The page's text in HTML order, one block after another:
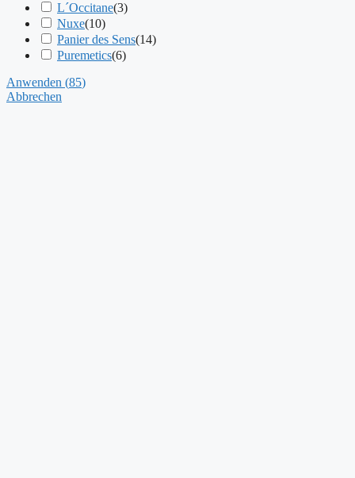
L´Occitane(3)
Nuxe(10)
Panier des Sens(14)
Puremetics(6)
Anwenden (85)
Abbrechen